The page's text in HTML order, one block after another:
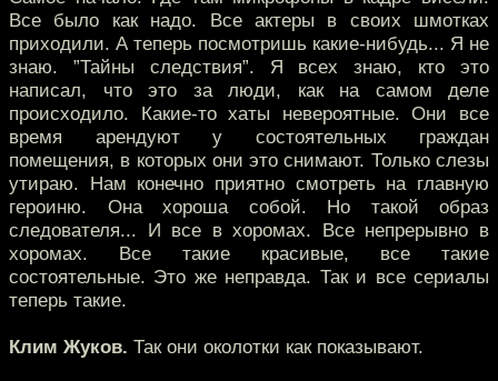
Все было как надо. Все актеры в своих шмотках
приходили. А теперь посмотришь какие-нибудь... Я не
знаю. ”Тайны следствия”. Я всех знаю, кто это
написал, что это за люди, как на самом деле
происходило. Какие-то хаты невероятные. Они все
время арендуют у состоятельных граждан
помещения, в которых они это снимают. Только слезы
утираю. Нам конечно приятно смотреть на главную
героиню. Она хороша собой. Но такой образ
следователя... И все в хоромах. Все непрерывно в
хоромах. Все такие красивые, все такие
состоятельные. Это же неправда. Так и все сериалы
теперь такие.
Клим Жуков. Так они околотки как показывают.